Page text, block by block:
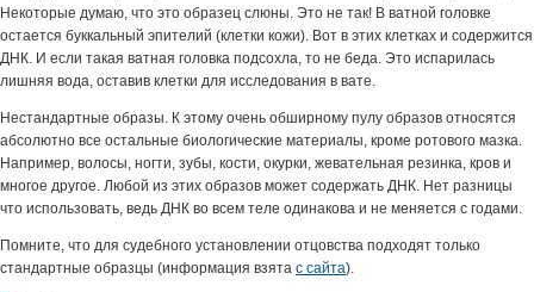
Некоторые думаю, что это образец слюны. Это не так! В ватной головке
остается буккальный эпителий (клетки кожи). Вот в этих клетках и содержится
ДНК. И если такая ватная головка подсохла, то не беда. Это испарилась
лишняя вода, оставив клетки для исследования в вате.
Нестандартные образы. К этому очень обширному пулу образов относятся
абсолютно все остальные биологические материалы, кроме ротового мазка.
Например, волосы, ногти, зубы, кости, окурки, жевательная резинка, кров и
многое другое. Любой из этих образов может содержать ДНК. Нет разницы
что использовать, ведь ДНК во всем теле одинакова и не меняется с годами.
Помните, что для судебного установлении отцовства подходят только
стандартные образцы (информация взята с сайта).